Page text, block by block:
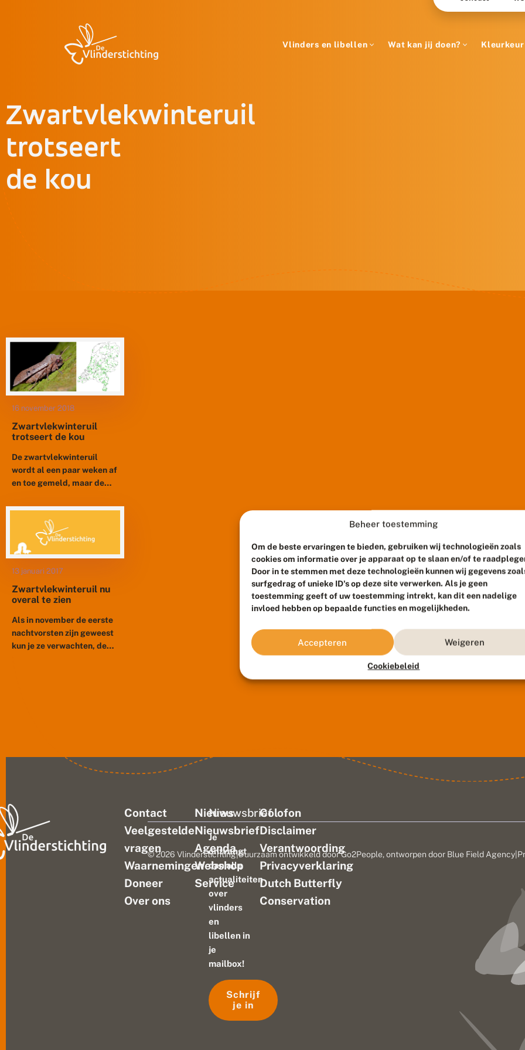
Beheer toestemming
Om de beste ervaringen te bieden, gebruiken wij technologieën zoals
cookies om informatie over je apparaat op te slaan en/of te
Door in te stemmen met deze technologieën kunnen wij gegevens
surfgedrag of unieke ID's op deze site verwerken. Als je geen
toestemming geeft of uw toestemming intrekt, kan dit een nadelige
invloed hebben op bepaalde functies en mogelijkheden.
Accepteren Weigeren
Cookiebeleid
Vlinders en libellen Wat kan jij doen? Kleurkeur
Zwartvlekwinteruil
trotseert
de kou
16 november 2018
Zwartvlekwinteruil
trotseert de kou
De zwartvlekwinteruil
wordt al een paar weken af
en toe gemeld, maar de
april, is deze nachtvlinder
nog te vinden. Je...
13 januari 2017
Zwartvlekwinteruil nu
overal te zien
Als in november de eerste
nachtvorsten zijn geweest
kun je ze verwachten, de
Contact
Veelgestelde
vragen
Waarnemingen
Doneer
Over ons
Nieuws
Nieuwsbrief
Agenda
Webshop
Service
Colofon
Disclaimer
Verantwoording
Privacyverklaring
Dutch Butterfly
Conservation
Nieuwsbrief
Je
ontvangt
dan alle
actualiteiten
over
vlinders
en
libellen in
je
mailbox!
Schrijf
je in
© 2026 Vlinderstichting|Duurzaam ontwikkeld doorGo2People, ontworpen door Blue Field Agency